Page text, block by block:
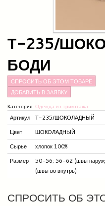
Т-235/
БОДИ
СПРОСИТЬ ОБ ЭТОМ ТОВАРЕ
Категория: Одежда из трикотажа
Артикул
Т-235/ШОКОЛАДНЫЙ
Цвет
ШОКОЛАДНЫЙ
Сырье
хлопок 100%
Размер
50-56; 56-62 (швы
(швы во внутрь)
СПРОСИТЬ ОБ